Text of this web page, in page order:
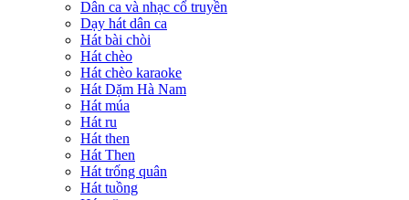
Dân ca và nhạc cổ truyền
Dạy hát dân ca
Hát bài chòi
Hát chèo
Hát chèo karaoke
Hát Dặm Hà Nam
Hát múa
Hát ru
Hát then
Hát Then
Hát trống quân
Hát tuồng